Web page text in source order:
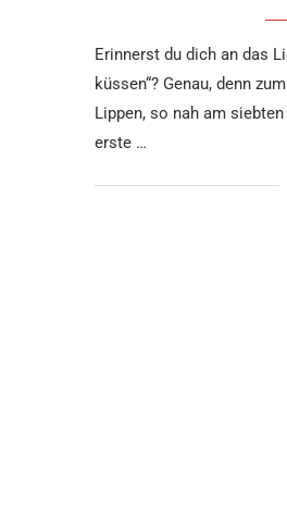
Erinnerst du dich an das
küssen“? Genau, denn
Lippen, so nah am
erste …